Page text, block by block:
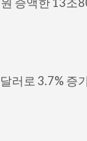
로 3.7% 증